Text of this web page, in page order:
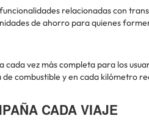
relacionadas con
de ahorro para quienes
cada vez más completa para los
combustible y en cada kilómetro
CADA VIAJE